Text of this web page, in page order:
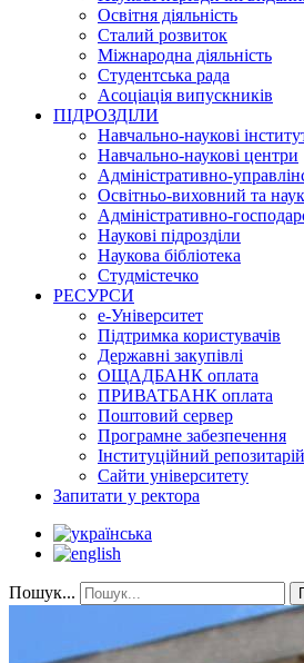
Освітня діяльність
Сталий розвиток
Міжнародна діяльність
Студентська рада
Асоціація випускників
ПІДРОЗДІЛИ
Навчально-наукові
Навчально-наукові центри
Адміністративно-
Освітньо-виховний та
Адміністративно-
Наукові підрозділи
Наукова бібліотека
Студмістечко
РЕСУРСИ
е-Університет
Підтримка користувачів
Державні закупівлі
ОЩАДБАНК оплата
ПРИВАТБАНК оплата
Поштовий сервер
Програмне забезпечення
Інституційний репозитарій
Сайти університету
Запитати у ректора
Пошук...